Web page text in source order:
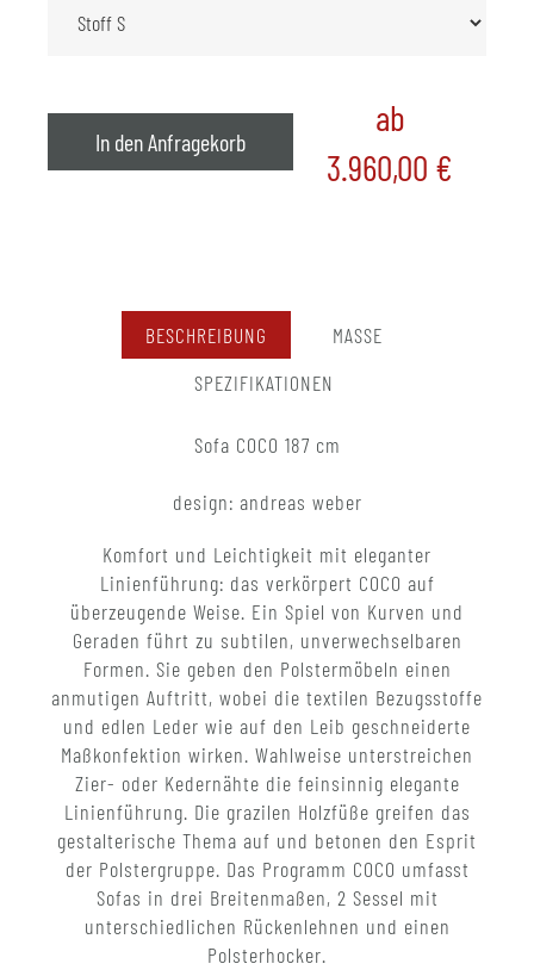
In den Anfragekorb
ab
3.960,00 €
BESCHREIBUNG
MASSE
SPEZIFIKATIONEN
Sofa COCO 187 cm
design: andreas weber
Komfort und Leichtigkeit mit eleganter
Linienführung: das verkörpert COCO auf
überzeugende Weise. Ein Spiel von Kurven und
Geraden führt zu subtilen, unverwechselbaren
Formen. Sie geben den Polstermöbeln einen
anmutigen Auftritt, wobei die textilen Bezugsstoffe
und edlen Leder wie auf den Leib geschneiderte
Maßkonfektion wirken. Wahlweise unterstreichen
Zier- oder Kedernähte die feinsinnig elegante
Linienführung. Die grazilen Holzfüße greifen das
gestalterische Thema auf und betonen den Esprit
der Polstergruppe. Das Programm COCO umfasst
Sofas in drei Breitenmaßen, 2 Sessel mit
unterschiedlichen Rückenlehnen und einen
Polsterhocker.